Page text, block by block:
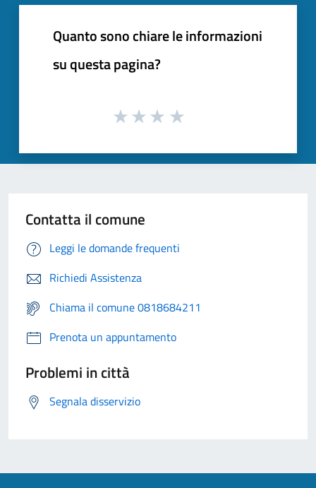
Quanto sono chiare le informazioni
su questa pagina?
Contatta il comune
Leggi le domande frequenti
Richiedi Assistenza
Chiama il comune 0818684211
Prenota un appuntamento
Problemi in città
Segnala disservizio